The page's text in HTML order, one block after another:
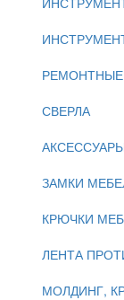
СВЕРЛА
ЗАМКИ
КРЮЧКИ
ЛЕНТА
МОЛДИНГ,